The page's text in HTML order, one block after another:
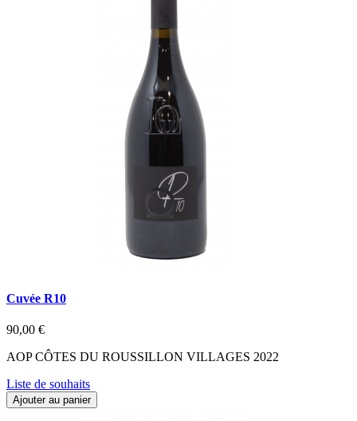
Cuvée R10
90,00 €
AOP CÔTES DU ROUSSILLON VILLAGES 2022
Liste de souhaits
Ajouter au panier